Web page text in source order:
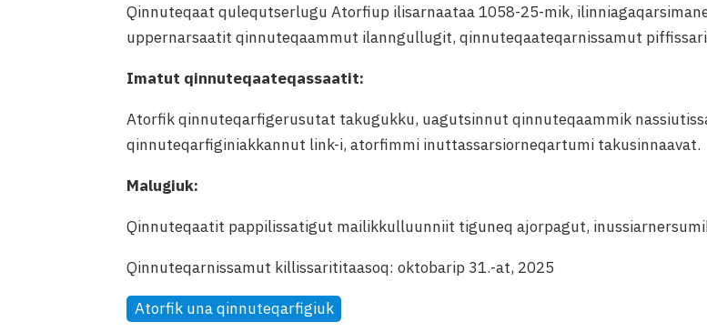
Qinnuteqaat qulequtserlugu Atorfiup ilisarnaataa 1058-25-mik,
uppernarsaatit qinnuteqaammut ilanngullugit, qinnuteqaateqarnissamut
Imatut qinnuteqaateqassaatit:
Atorfik qinnuteqarfigerusutat takugukku, uagutsinnut qinnuteqaammik
qinnuteqarfiginiakkannut link-i, atorfimmi inuttassarsiorneqartumi takusinnaavat.
Malugiuk:
Qinnuteqaatit pappilissatigut mailikkulluunniit tiguneq ajorpagut,
Qinnuteqarnissamut killissarititaasoq: oktobarip 31.-at, 2025
Atorfik una qinnuteqarfigiuk